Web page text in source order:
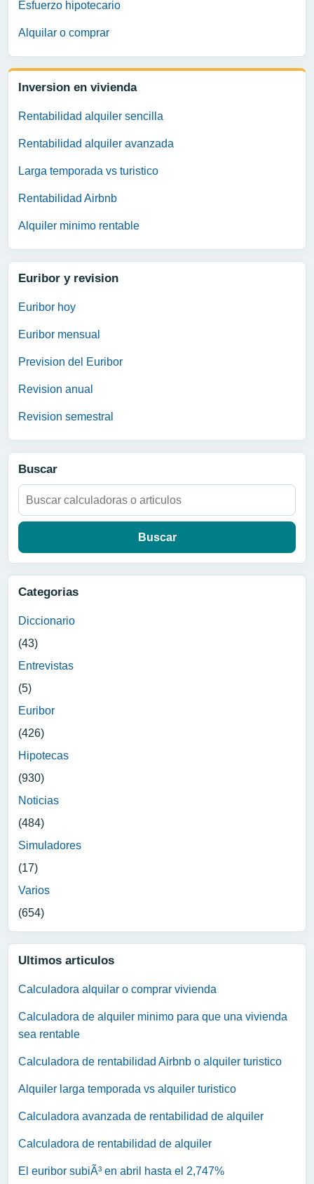
Esfuerzo hipotecario
Alquilar o comprar
Inversion en vivienda
Rentabilidad alquiler sencilla
Rentabilidad alquiler avanzada
Larga temporada vs turistico
Rentabilidad Airbnb
Alquiler minimo rentable
Euribor y revision
Euribor hoy
Euribor mensual
Prevision del Euribor
Revision anual
Revision semestral
Buscar
Buscar:
Categorias
Diccionario
(43)
Entrevistas
(5)
Euribor
(426)
Hipotecas
(930)
Noticias
(484)
Simuladores
(17)
Varios
(654)
Ultimos articulos
Calculadora alquilar o comprar vivienda
Calculadora de alquiler minimo para que una vivienda
sea rentable
Calculadora de rentabilidad Airbnb o alquiler turistico
Alquiler larga temporada vs alquiler turistico
Calculadora avanzada de rentabilidad de alquiler
Calculadora de rentabilidad de alquiler
El euribor subiÃ³ en abril hasta el 2,747%